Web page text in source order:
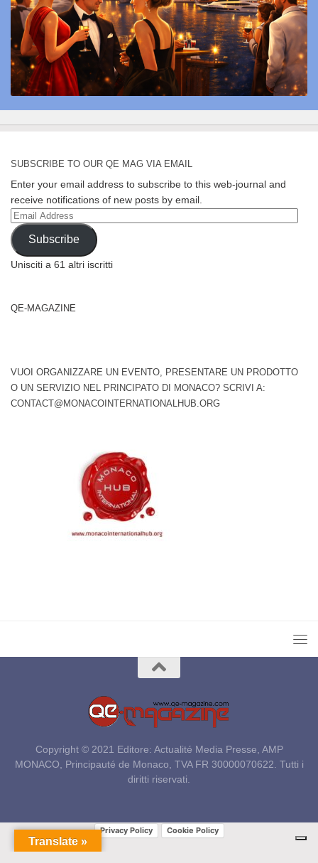
SUBSCRIBE TO OUR QE MAG VIA EMAIL
Enter your email address to subscribe to this web-journal and
receive notifications of new posts by email.
Email
Address
Subscribe
Unisciti a 61 altri iscritti
QE-MAGAZINE
VUOI ORGANIZZARE UN EVENTO, PRESENTARE UN PRODOTTO
O UN SERVIZIO NEL PRINCIPATO DI MONACO? SCRIVI A:
CONTACT@MONACOINTERNATIONALHUB.ORG
Copyright © 2021 Editore: Actualité Media Presse, AMP
MONACO, Principauté de Monaco, TVA FR 30000070622. Tutti i
diritti riservati.
Translate »
Privacy Policy Cookie Policy